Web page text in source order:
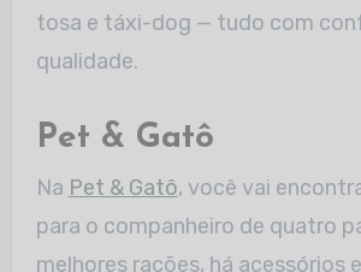
tosa e táxi-dog — tudo com
qualidade.
Pet & Gatô
Na Pet & Gatô, você vai
para o companheiro de quatro
melhores rações, há acessórios